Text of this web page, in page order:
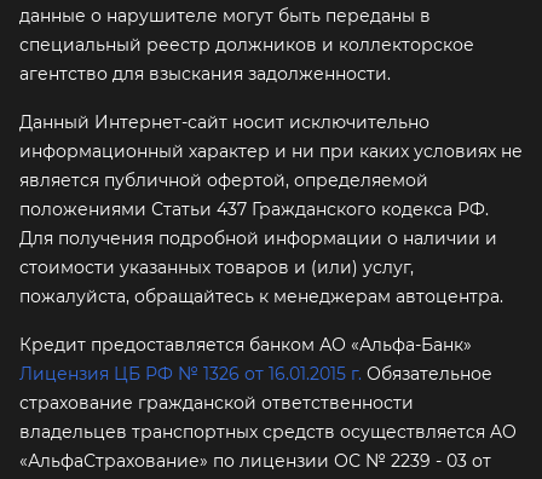
данные о нарушителе могут быть переданы в
специальный реестр должников и коллекторское
агентство для взыскания задолженности.
Данный Интернет-сайт носит исключительно
информационный характер и ни при каких условиях не
является публичной офертой, определяемой
положениями Статьи 437 Гражданского кодекса РФ.
Для получения подробной информации о наличии и
стоимости указанных товаров и (или) услуг,
пожалуйста, обращайтесь к менеджерам автоцентра.
Кредит предоставляется банком АО «Альфа-Банк»
Лицензия ЦБ РФ № 1326 от 16.01.2015 г. Обязательное
страхование гражданской ответственности
владельцев транспортных средств осуществляется AO
«АльфаСтрахование» по лицензии ОС № 2239 - 03 от